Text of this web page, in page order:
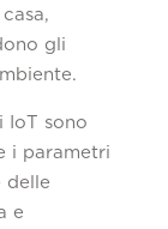
gli
IoT sono
i parametri
delle
e